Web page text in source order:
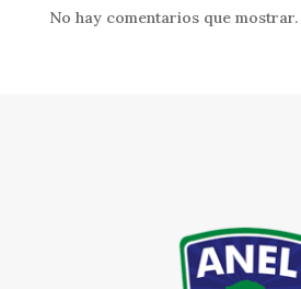
No hay comentarios que mostrar.